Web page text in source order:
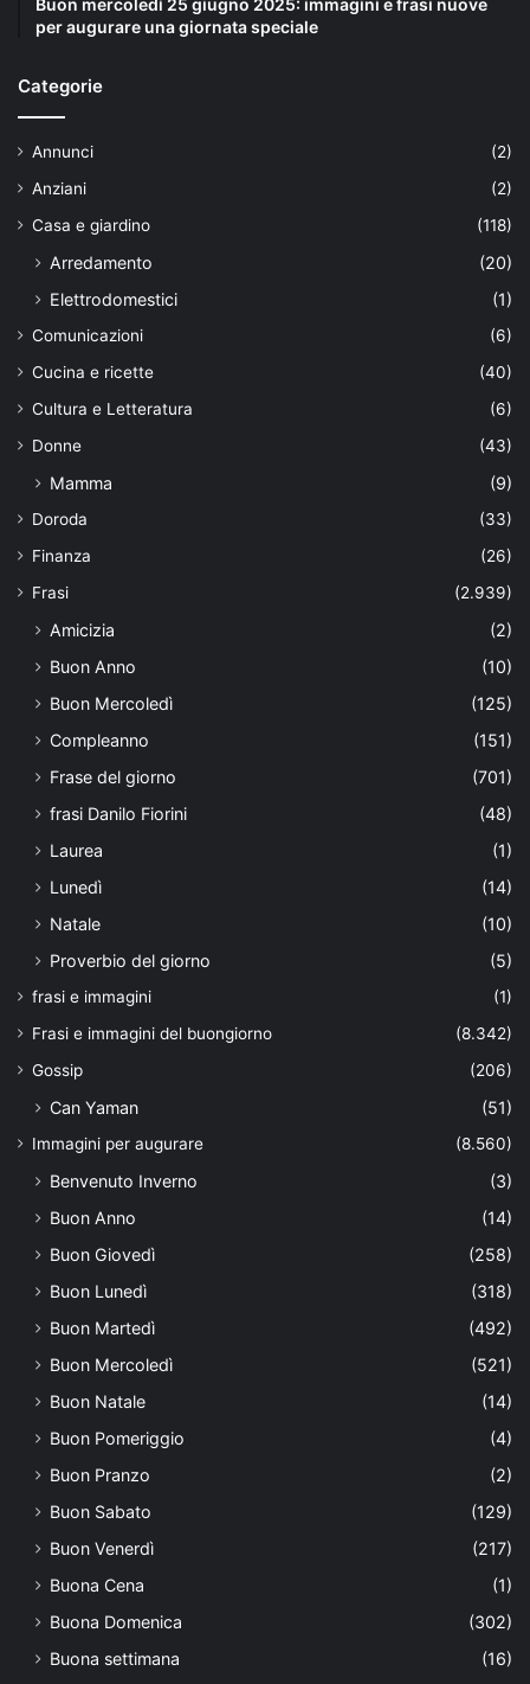
Buon mercoledì 25 giugno 2025: immagini e frasi nuove
per augurare una giornata speciale
Categorie
Annunci
(2)
Anziani
(2)
Casa e giardino
(118)
Arredamento
(20)
Elettrodomestici
(1)
Comunicazioni
(6)
Cucina e ricette
(40)
Cultura e Letteratura
(6)
Donne
(43)
Mamma (9)
Doroda
(33)
Finanza
(26)
Frasi
(2.939)
Amicizia
(2)
Buon Anno
(10)
Buon Mercoledì
(125)
Compleanno
(151)
Frase del giorno
(701)
frasi Danilo Fiorini
(48)
Laurea
(1)
Lunedì
(14)
Natale
(10)
Proverbio del giorno
(5)
frasi e immagini
(1)
Frasi e immagini del buongiorno
(8.342)
Gossip
(206)
Can Yaman (51)
Immagini per augurare (8.560)
Benvenuto Inverno
(3)
Buon Anno
(14)
Buon Giovedì
(258)
Buon Lunedì
(318)
Buon Martedì
(492)
Buon Mercoledì
(521)
Buon Natale
(14)
Buon Pomeriggio
(4)
Buon Pranzo
(2)
Buon Sabato
(129)
Buon Venerdì
(217)
Buona Cena
(1)
Buona Domenica
(302)
Buona settimana
(16)